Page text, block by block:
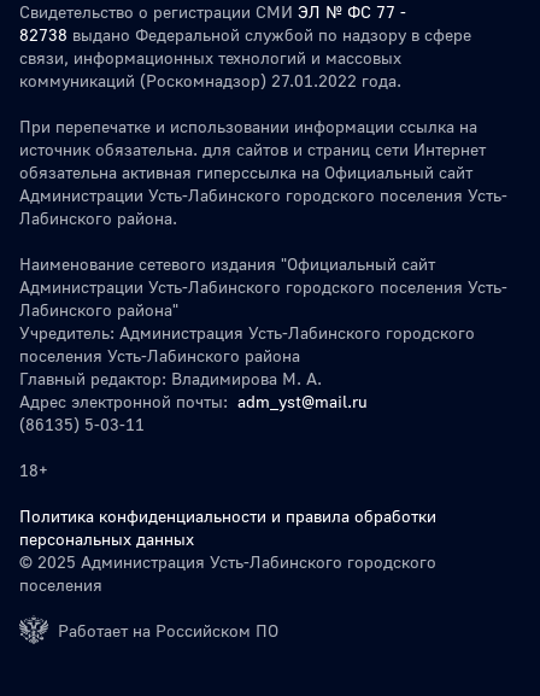
Свидетельство о регистрации СМИ ЭЛ № ФС 77 -
82738 выдано Федеральной службой по надзору в сфере
связи, информационных технологий и массовых
коммуникаций (Роскомнадзор) 27.01.2022 года.
При перепечатке и использовании информации ссылка на
источник обязательна. для сайтов и страниц сети Интернет
обязательна активная гиперссылка на Официальный сайт
Администрации Усть-Лабинского городского поселения Усть-
Лабинского района.
Наименование сетевого издания "Официальный сайт
Администрации Усть-Лабинского городского поселения Усть-
Лабинского района"
Учредитель: Администрация Усть-Лабинского городского
поселения Усть-Лабинского района
Главный редактор: Владимирова М. А.
Адрес электронной почты: adm_yst@mail.ru
(86135) 5-03-11
18+
Политика конфиденциальности и правила обработки
персональных данных
© 2025 Администрация Усть-Лабинского городского
поселения
Работает на Российском ПО